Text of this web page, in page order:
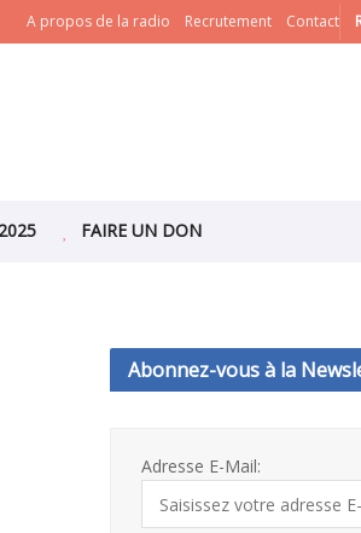
A propos de la radio Recrutement Contact
FAIRE UN DON
Abonnez-vous à la
Adresse E-Mail: